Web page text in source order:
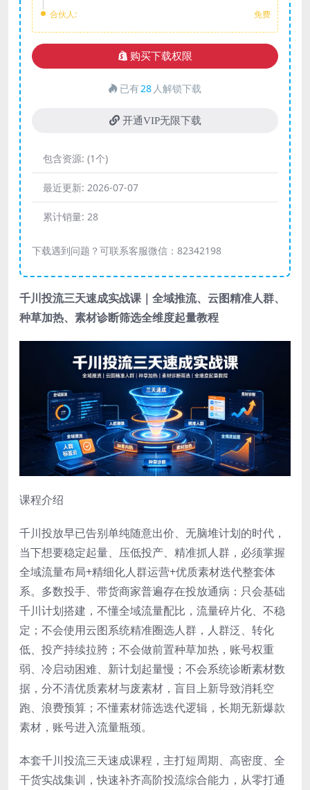
合伙人:
免费
购买下载权限
已有28 人解锁下载
开通VIP无限下载
包含资源: (1个)
最近更新: 2026-07-07
累计销量: 28
下载遇到问题？可联系客服微信：82342198
千川投流三天速成实战课｜全域推流、云图精准人群、
种草加热、素材诊断筛选全维度起量教程
课程介绍
千川投放早已告别单纯随意出价、无脑堆计划的时代，
当下想要稳定起量、压低投产、精准抓人群，必须掌握
全域流量布局+精细化人群运营+优质素材迭代整套体
系。多数投手、带货商家普遍存在投放通病：只会基础
千川计划搭建，不懂全域流量配比，流量碎片化、不稳
定；不会使用云图系统精准圈选人群，人群泛、转化
低、投产持续拉胯；不会做前置种草加热，账号权重
弱、冷启动困难、新计划起量慢；不会系统诊断素材数
据，分不清优质素材与废素材，盲目上新导致消耗空
跑、浪费预算；不懂素材筛选迭代逻辑，长期无新爆款
素材，账号进入流量瓶颈。
本套千川投流三天速成课程，主打短周期、高密度、全
干货实战集训，快速补齐高阶投流综合能力，从零打通